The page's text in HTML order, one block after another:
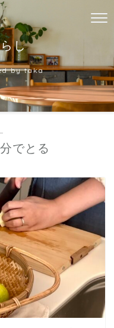
し
by taka
でとる